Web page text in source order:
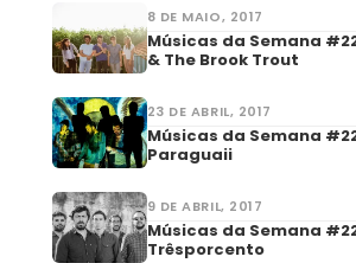
8 DE MAIO, 2017
Músicas da Semana
& The Brook Trout
23 DE ABRIL, 2017
Músicas da Semana
Paraguaii
9 DE ABRIL, 2017
Músicas da Semana
Trêsporcento